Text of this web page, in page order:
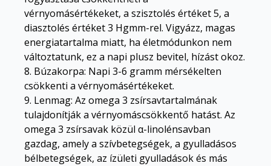
vérnyomásértékeket, a szisztolés értéket 5, a
diasztolés értéket 3 Hgmm-rel. Vigyázz, magas
energiatartalma miatt, ha életmódunkon nem
változtatunk, ez a napi plusz bevitel, hízást okoz.
8. Búzakorpa: Napi 3-6 gramm mérsékelten
csökkenti a vérnyomásértékeket.
9. Lenmag: Az omega 3 zsírsavtartalmának
tulajdonítják a vérnyomáscsökkentő hatást. Az
omega 3 zsírsavak közül α-linolénsavban
gazdag, amely a szívbetegségek, a gyulladásos
bélbetegségek, az ízületi gyulladások és más